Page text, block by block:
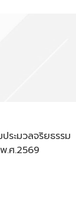
ระมวลจริยธรรม
.ศ.2569